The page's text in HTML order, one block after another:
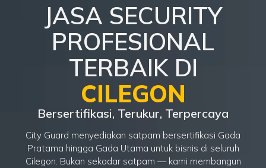
JASA SECURITY
PROFESIONAL
TERBAIK DI
CILEGON
Bersertifikasi, Terukur, Terpercaya
City Guard menyediakan satpam bersertifikasi Gada
Pratama hingga Gada Utama untuk bisnis di seluruh
Cilegon. Bukan sekadar satpam — kami membangun